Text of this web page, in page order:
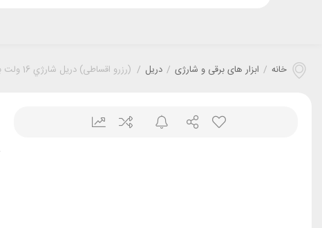
خانه / ابزار های برقی و شارژی / دریل / (رزرو اقساطی) دريل شارژي 16 ولت براشلس زنوکس 1604